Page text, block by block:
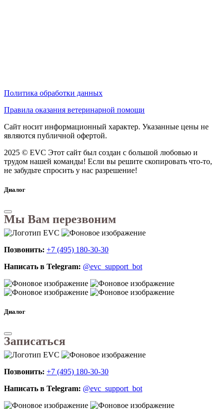
Политика обработки данных
Правила оказания ветеринарной помощи
Сайт носит информационный характер. Указанные цены не
являются публичной офертой.
2025 © EVC Этот сайт был создан с большой любовью и
трудом нашей команды! Если вы решите скопировать что-то,
не забудьте спросить у нас разрешение!
Диалог
Мы Вам перезвоним
Позвонить: +7 (495) 180-30-30
Написать в Telegram: @evc_support_bot
Диалог
Записаться
Позвонить: +7 (495) 180-30-30
Написать в Telegram: @evc_support_bot